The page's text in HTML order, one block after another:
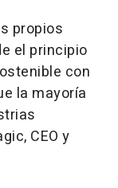
propios
el principio
con
la mayoría
CEO y